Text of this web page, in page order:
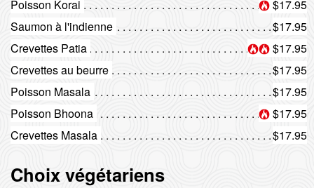
Poisson Korai
$17.95
Saumon à l'indienne
$17.95
Crevettes Patia
$17.95
Crevettes au beurre
$17.95
Poisson Masala
$17.95
Poisson Bhoona
$17.95
Crevettes Masala
$17.95
Choix végétariens